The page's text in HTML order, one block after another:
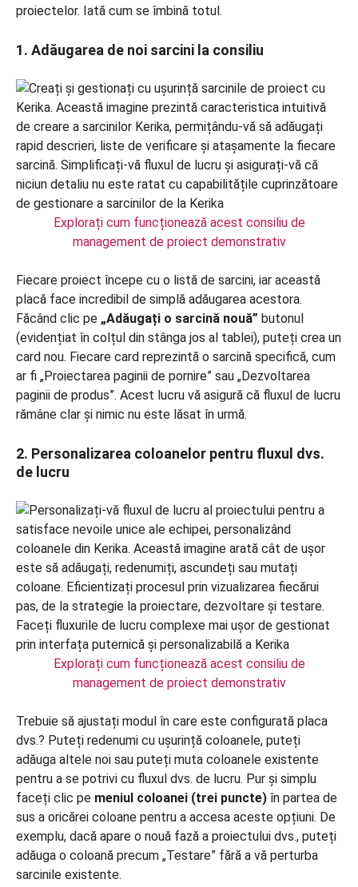
proiectelor. Iată cum se îmbină totul.
1. Adăugarea de noi sarcini la consiliu
Explorați cum funcționează acest consiliu de
management de proiect demonstrativ
Fiecare proiect începe cu o listă de sarcini, iar această
placă face incredibil de simplă adăugarea acestora.
Făcând clic pe „Adăugați o sarcină nouă” butonul
(evidențiat în colțul din stânga jos al tablei), puteți crea un
card nou. Fiecare card reprezintă o sarcină specifică, cum
ar fi „Proiectarea paginii de pornire” sau „Dezvoltarea
paginii de produs”. Acest lucru vă asigură că fluxul de lucru
rămâne clar și nimic nu este lăsat în urmă.
2. Personalizarea coloanelor pentru fluxul dvs.
de lucru
Explorați cum funcționează acest consiliu de
management de proiect demonstrativ
Trebuie să ajustați modul în care este configurată placa
dvs.? Puteți redenumi cu ușurință coloanele, puteți
adăuga altele noi sau puteți muta coloanele existente
pentru a se potrivi cu fluxul dvs. de lucru. Pur și simplu
faceți clic pe meniul coloanei (trei puncte) în partea de
sus a oricărei coloane pentru a accesa aceste opțiuni. De
exemplu, dacă apare o nouă fază a proiectului dvs., puteți
adăuga o coloană precum „Testare” fără a vă perturba
sarcinile existente.